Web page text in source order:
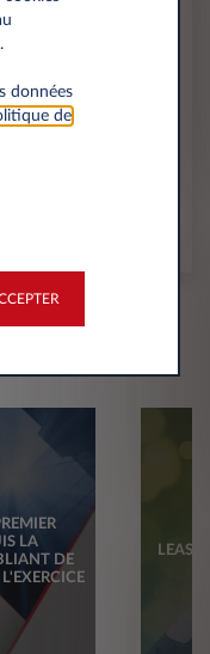
a été développée
sur
LA
DE
données
de